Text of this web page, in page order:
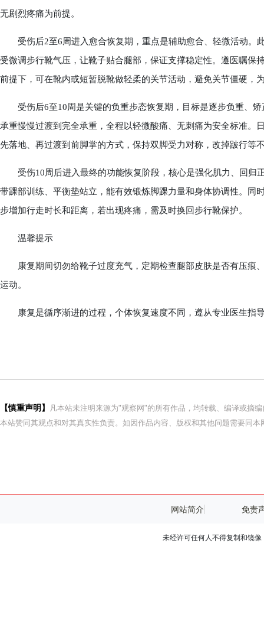
无剧烈疼痛为前提。
受伤后2至6周进入愈合恢复期，重点是辅助愈合、轻微活动。
受微调步行靴气压，让靴子贴合腿部，保证支撑稳定性。遵医嘱保
前提下，可在靴内或短暂脱靴做轻柔的关节活动，避免关节僵硬，
受伤后6至10周是关键的负重步态恢复期，目标是逐步负重、矫
承重慢慢过渡到完全承重，全程以轻微酸痛、无刺痛为安全标准。
先落地、再过渡到前脚掌的方式，保持双脚受力对称，改掉跛行等
受伤10周后进入最终的功能恢复阶段，核心是强化肌力、回归
带踝部训练、平衡垫站立，能有效锻炼脚踝力量和身体协调性。同
步增加行走时长和距离，若出现疼痛，需及时换回步行靴保护。
温馨提示
康复期间切勿给靴子过度充气，定期检查腿部皮肤是否有压痕
运动。
康复是循序渐进的过程，个体恢复速度不同，遵从专业医生指
【慎重声明】
凡本站未注明来源为"观察网"的所有作品，均转载、编译或摘
本站赞同其观点和对其真实性负责。如因作品内容、版权和其他问题需要同本
网站简介 免责
未经许可任何人不得复制和镜